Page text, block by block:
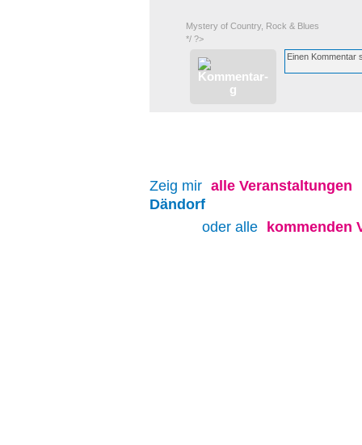
Mystery of Country, Rock & Blues
*/ ?>
Zeig mir alle Veranstaltungen
Dändorf
oder alle
kommenden